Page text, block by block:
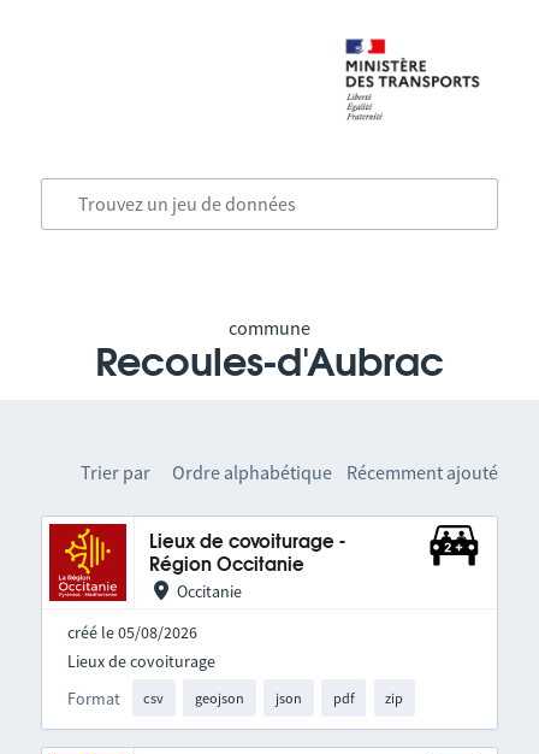
commune
Recoules-d'Aubrac
Trier par Ordre alphabétique Récemment ajouté
Lieux de covoiturage -
Région Occitanie
Occitanie
créé le 05/08/2026
Format csv geojson json pdf zip
Lieux de covoiturage